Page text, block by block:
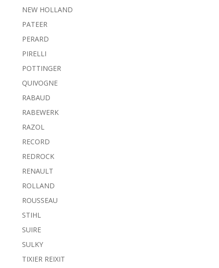
NEW HOLLAND
PATEER
PERARD
PIRELLI
POTTINGER
QUIVOGNE
RABAUD
RABEWERK
RAZOL
RECORD
REDROCK
RENAULT
ROLLAND
ROUSSEAU
STIHL
SUIRE
SULKY
TIXIER REIXIT